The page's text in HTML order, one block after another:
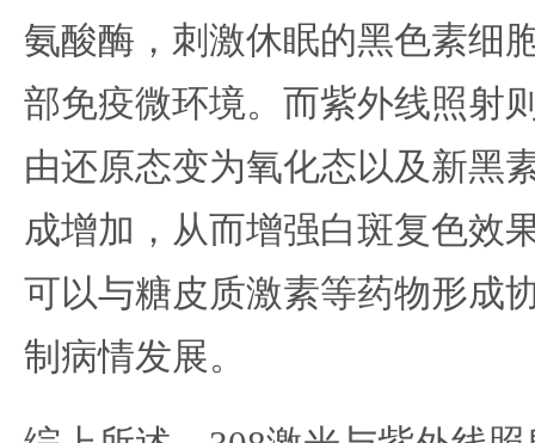
氨酸酶，刺激休眠的黑色素细
部免疫微环境。而紫外线照射
由还原态变为氧化态以及新黑
成增加，从而增强白斑复色效
可以与糖皮质激素等药物形成
制病情发展。